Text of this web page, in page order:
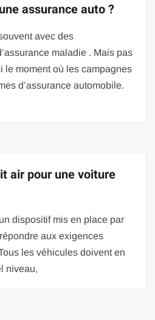
assurance auto ?
avec des
maladie . Mais pas
le moment où les campagnes
d’assurance automobile.
air pour une voiture
dispositif mis en place par
aux exigences
les véhicules doivent en
niveau,